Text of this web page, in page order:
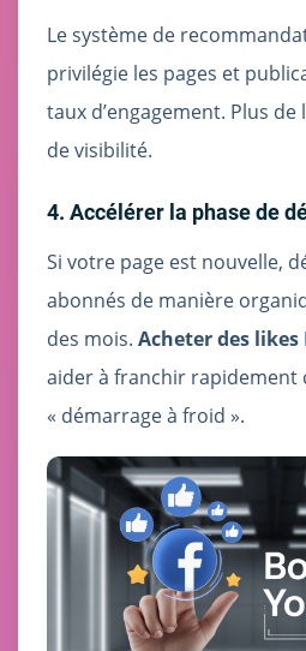
Le système de
privilégie les pages et
taux d’engagement. Plus
de visibilité.
4. Accélérer la phase de
Si votre page est nouvelle,
abonnés de manière
des mois. Acheter des likes
aider à franchir rapidement
« démarrage à froid ».